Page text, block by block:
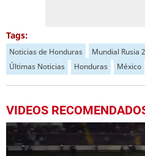
Tags:
Noticias de Honduras Mundial Rusia
Últimas Noticias
Honduras México
VIDEOS